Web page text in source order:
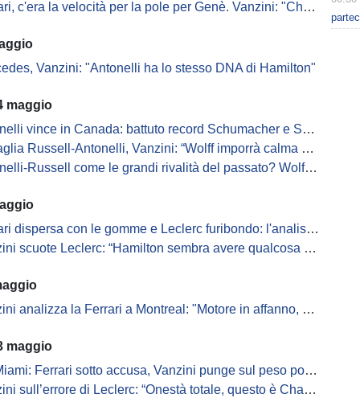
c'era la velocità per la pole per Genè. Vanzini: "Che delusione!"
Vanzini: "Antonelli ha lo stesso DNA di Hamilton"
maggio
vince in Canada: battuto record Schumacher e Senna
Russell-Antonelli, Vanzini: “Wolff imporrà calma nei primi giri”
Russell come le grandi rivalità del passato? Wolff saprà gestire?
dispersa con le gomme e Leclerc furibondo: l'analisi di Vanzini
scuote Leclerc: “Hamilton sembra avere qualcosa in più”
la Ferrari a Montreal: "Motore in affanno, ma il telaio fa miracoli"
maggio
Ferrari sotto accusa, Vanzini punge sul peso politico
sull’errore di Leclerc: “Onestà totale, questo è Charles”